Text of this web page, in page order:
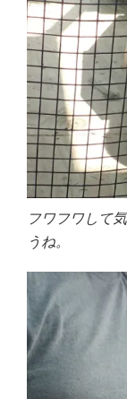
フワフワして
うね。